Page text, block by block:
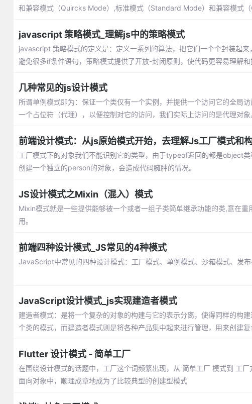
和兼容模式（Quircks Mode）,标准模式（Standard Mode）和兼容模式
javascript 策略模式_理解js中的策略模式
javascript 策略模式的定义是：定义一系列的算法，把它们一个个封装起
避免很多if条件语句，策略模式提供了开放-封闭原则，使代码更容易理解和
几种常见的js设计模式
所谓单例模式即为：保证一个类仅有一个实例，并提供一个访问它的全局
一个占位符（代理），以便控制对它的访问，我们实际上访问的是代理对象
前端设计模式：从js原始模式开始，去理解Js工厂模式和
工厂模式下的对象我们不能识别它的类型，由于typeof返回的都是object
创建一个独立的person的对象，会造成代码臃肿的情况。
JS设计模式之Mixin（混入）模式
Mixin模式就是一些提供能够被一个或者一组子类简单继承功能的类,意在
用。
前端四种设计模式_JS常见的4种模式
JavaScript中常见的四种设计模式：工厂模式、单例模式、沙箱模式、发
JavaScript设计模式_js实现建造者模式
建造者模式：是将一个复杂的对象的构建与它的表示分离，使得同样的构
个类的模式，而建造者模式则是将各种产品集中起来进行管理，用来创建复
Flutter 设计模式 - 简单工厂
在围绕设计模式的话题中，工厂这个词频繁出现，从 简单工厂 模式到 工
面向对象中，顺理成章地成为了比较典型的创建型模式